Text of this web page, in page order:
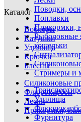
Поводки,
Поплавки
Прикормки,
Рыболовные
кошельки
Стримеры и
Удилища
Фурнитура
Каталог
Воблеры
Катушки
Удилища
Крючки
Блесны
Силиконовые
Флюрокарбон
Лески
Прикормки,